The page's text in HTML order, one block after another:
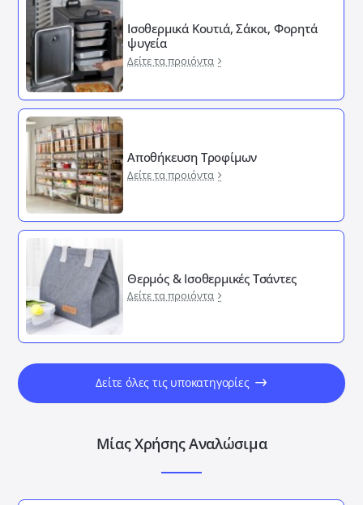
Ισοθερμικά Κουτιά, Σάκοι, Φορητά
ψυγεία
Δείτε τα προιόντα
Αποθήκευση Τροφίμων
Δείτε τα προιόντα
Θερμός & Ισοθερμικές Τσάντες
Δείτε τα προιόντα
Δείτε όλες τις υποκατηγορίες
Μίας Χρήσης Αναλώσιμα